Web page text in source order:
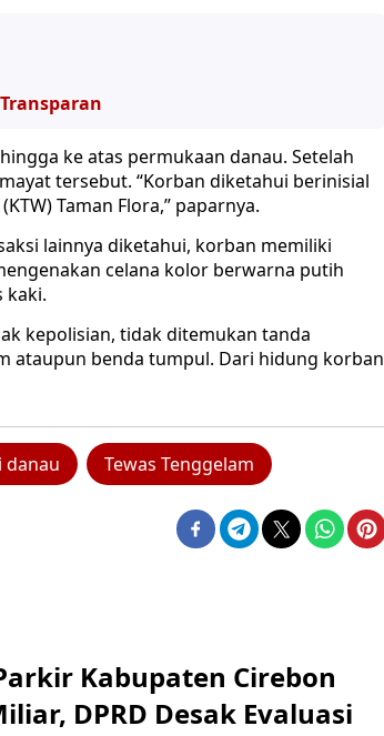
ke atas permukaan danau. Setelah
tersebut. “Korban diketahui berinisial
Taman Flora,” paparnya.
lainnya diketahui, korban memiliki
celana kolor berwarna putih
kaki.
kepolisian, tidak ditemukan tanda
ataupun benda tumpul. Dari hidung korban
danau Tewas Tenggelam
Kabupaten Cirebon
DPRD Desak Evaluasi